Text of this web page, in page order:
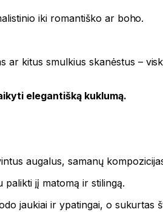
iki romantiško ar boho.
ar kitus smulkius skanėstus –
elegantišką kuklumą.
augalus, samanų
jį matomą ir stilingą.
jaukiai ir ypatingai, o sukurtas